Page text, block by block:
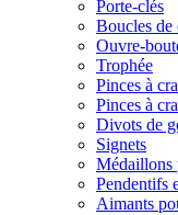
Porte-clés
Boucles de
Ouvre-
Trophée
Pinces à
Pinces à
Divots de
Signets
Médaillons
Pendentifs
Aimants